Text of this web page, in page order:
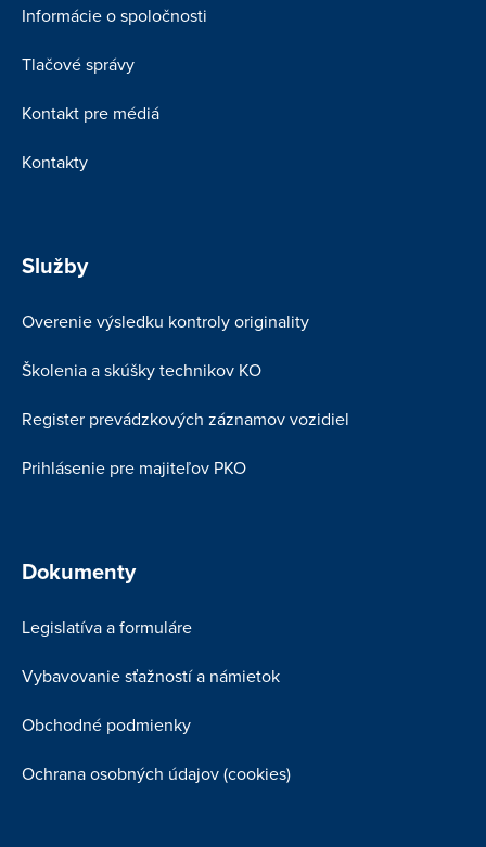
Informácie o spoločnosti
Tlačové správy
Kontakt pre médiá
Kontakty
Služby
Overenie výsledku kontroly originality
Školenia a skúšky technikov KO
Register prevádzkových záznamov vozidiel
Prihlásenie pre majiteľov PKO
Dokumenty
Legislatíva a formuláre
Vybavovanie sťažností a námietok
Obchodné podmienky
Ochrana osobných údajov (cookies)